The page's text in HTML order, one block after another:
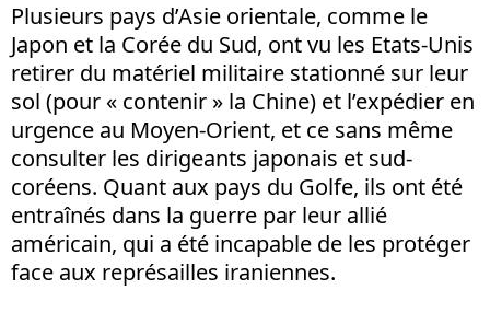
Plusieurs pays d’Asie orientale, comme le
Japon et la Corée du Sud, ont vu les Etats-Unis
retirer du matériel militaire stationné sur leur
sol (pour « contenir » la Chine) et l’expédier en
urgence au Moyen-Orient, et ce sans même
consulter les dirigeants japonais et sud-
coréens. Quant aux pays du Golfe, ils ont été
entraînés dans la guerre par leur allié
américain, qui a été incapable de les protéger
face aux représailles iraniennes.